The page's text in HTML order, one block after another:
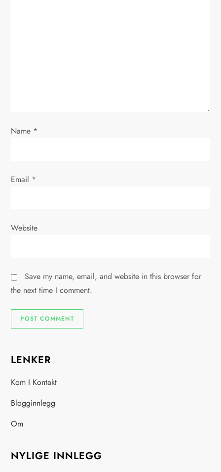
n
Name *
Email *
Website
Save my name, email, and website in this browser for
the next time I comment.
LENKER
Kom I Kontakt
Blogginnlegg
Om
NYLIGE INNLEGG